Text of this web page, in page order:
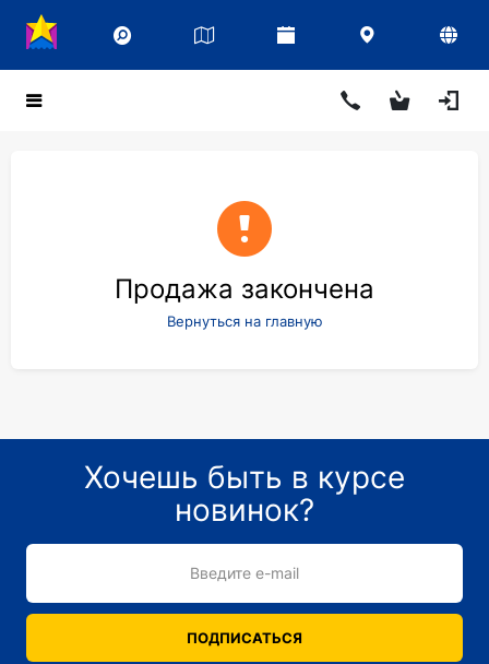
Продажа закончена
Вернуться на главную
Хочешь быть в курсе
новинок?
Введите e-mail
ПОДПИСАТЬСЯ